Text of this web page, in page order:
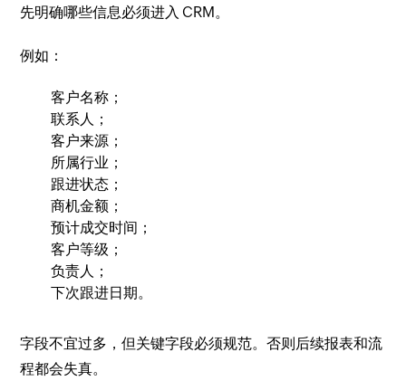
先明确哪些信息必须进入 CRM。
例如：
客户名称；
联系人；
客户来源；
所属行业；
跟进状态；
商机金额；
预计成交时间；
客户等级；
负责人；
下次跟进日期。
字段不宜过多，但关键字段必须规范。否则后续报表和流
程都会失真。